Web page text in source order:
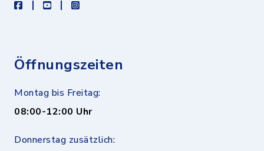
facebookyoutubeinstagram
Öffnungszeiten
Montag bis Freitag:
08:00-12:00 Uhr
Donnerstag zusätzlich: